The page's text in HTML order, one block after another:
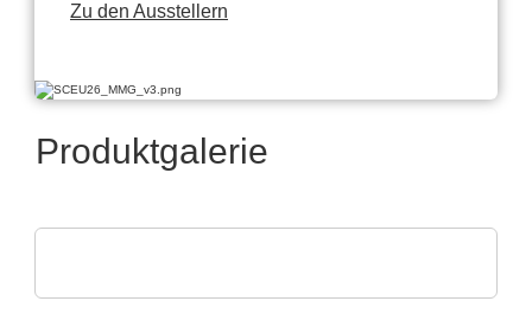
Zu den Ausstellern
Produktgalerie